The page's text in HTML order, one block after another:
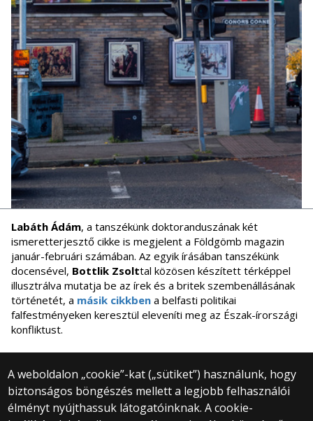
Labáth Ádám, a tanszékünk doktoranduszának két
ismeretterjesztő cikke is megjelent a Földgömb magazin
január-februári számában. Az egyik írásában tanszékünk
docensével, Bottlik Zsolttal közösen készített térképpel
illusztrálva mutatja be az írek és a britek szembenállásának
történetét, a másik cikkben a belfasti politikai
falfestményeken keresztül eleveníti meg az Észak-írországi
konfliktust.
A weboldalon „cookie”-kat („sütiket”) használunk, hogy
biztonságos böngészés mellett a legjobb felhasználói
élményt nyújthassuk látogatóinknak. A cookie-
© 2025 Eötvös Loránd Tudományegyetem
Minden jog fenntartva.